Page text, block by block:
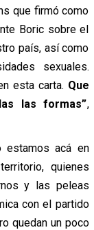
que firmó como
Boric sobre el
país, así como
sexuales.
esta carta. Que
las formas”,
estamos acá en
quienes
y las peleas
con el partido
quedan un poco